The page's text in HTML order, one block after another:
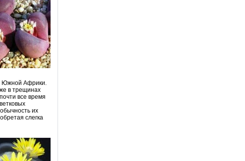
Южной Африки.
в трещинах
все время
их
слегка